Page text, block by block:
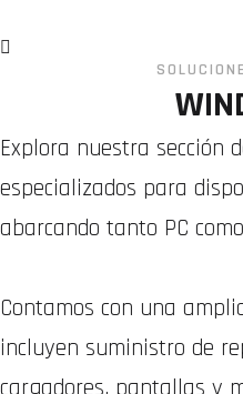
Explora nuestra sección
especializados para
abarcando tanto PC
Contamos con una
incluyen suministro de
cargadores, pantallas y